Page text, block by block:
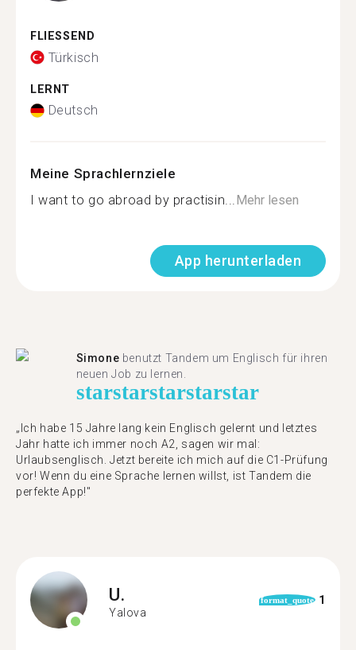
FLIESSEND
Türkisch
LERNT
Deutsch
Meine Sprachlernziele
I want to go abroad by practisin...Mehr lesen
App herunterladen
Simone benutzt Tandem um Englisch für ihren
neuen Job zu lernen.
starstarstarstarstar
„Ich habe 15 Jahre lang kein Englisch gelernt und letztes
Jahr hatte ich immer noch A2, sagen wir mal:
Urlaubsenglisch. Jetzt bereite ich mich auf die C1-Prüfung
vor! Wenn du eine Sprache lernen willst, ist Tandem die
perfekte App!"
U.
Yalova
format_quote 1